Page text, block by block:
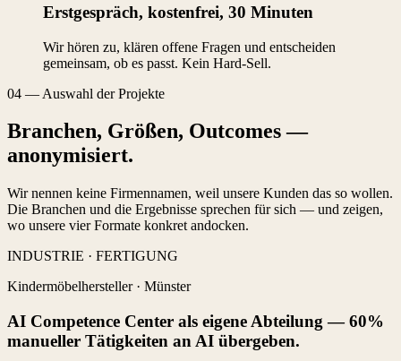
Erstgespräch, kostenfrei, 30 Minuten
Wir hören zu, klären offene Fragen und entscheiden
gemeinsam, ob es passt. Kein Hard-Sell.
04 — Auswahl der Projekte
Branchen, Größen, Outcomes —
anonymisiert.
Wir nennen keine Firmennamen, weil unsere Kunden das so wollen.
Die Branchen und die Ergebnisse sprechen für sich — und zeigen,
wo unsere vier Formate konkret andocken.
INDUSTRIE · FERTIGUNG
Kindermöbelhersteller· Münster
AI Competence Center als eigene Abteilung — 60%
manueller Tätigkeiten an AI übergeben.